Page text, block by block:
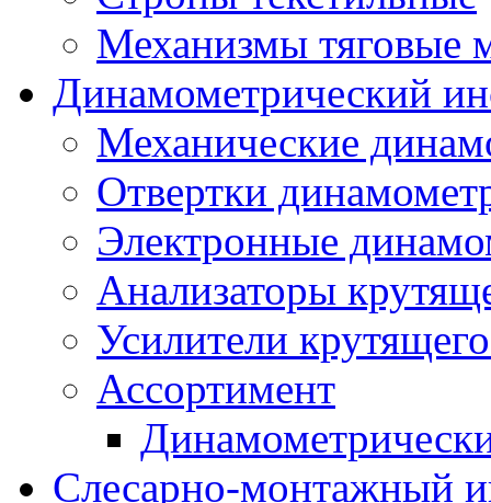
Механизмы тяговые
Динамометрический
Механические
Отвертки
Электронные
Анализаторы
Усилители
Ассортимент
Слесарно-монтажный